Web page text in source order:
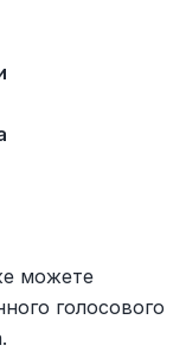
можете
голосового